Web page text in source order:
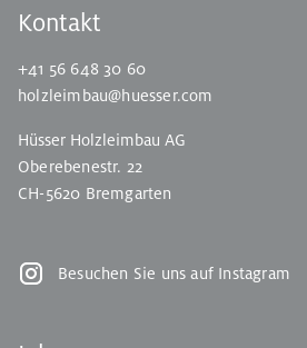
Kontakt
+41 56 648 30 60
holzleimbau@huesser.com
Hüsser Holzleimbau AG
Oberebenestr. 22
CH-5620 Bremgarten
Besuchen Sie uns auf Instagram